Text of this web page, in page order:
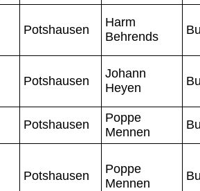
Potshausen
Harm
Behrends
Potshausen
Johann
Heyen
Potshausen
Poppe
Mennen
Potshausen
Poppe
Mennen